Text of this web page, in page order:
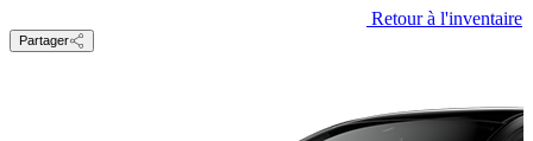
Retour à l'inventaire
Partager